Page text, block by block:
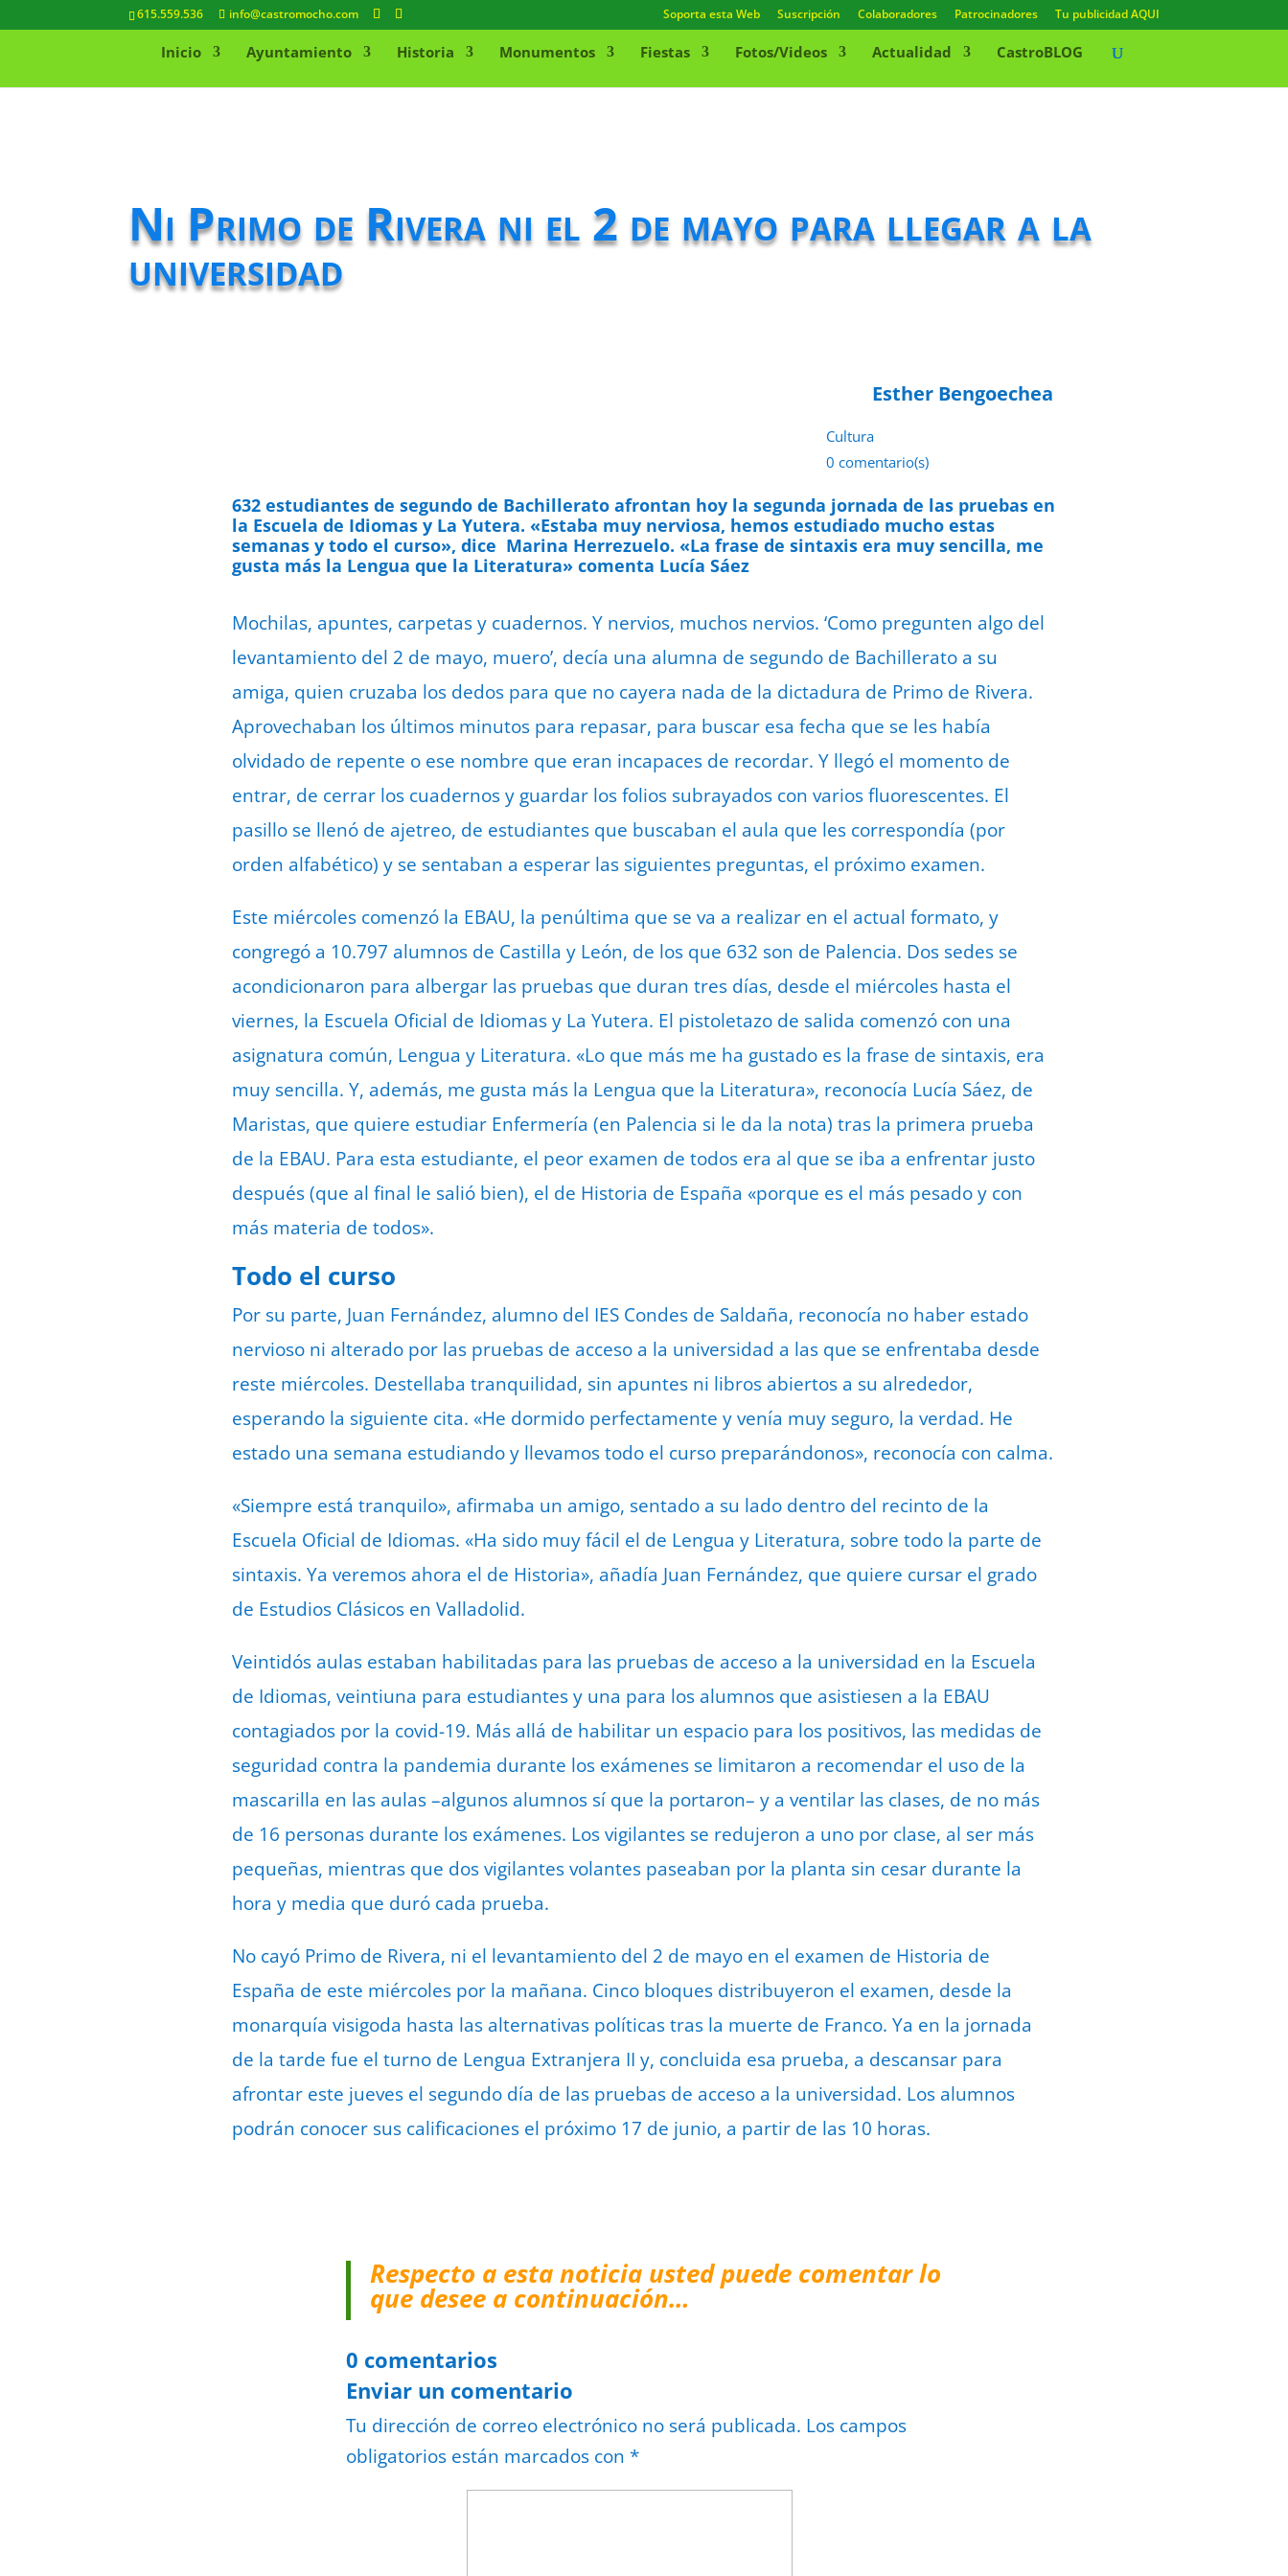
615.559.536 info@castromocho.com Soporta esta Web Suscripción Colaboradores Patrocinadores Tu publicidad AQUI
Inicio Ayuntamiento Historia Monumentos Fiestas Fotos/Videos Actualidad CastroBLOG
Ni Primo de Rivera ni el 2 de mayo para llegar a la
universidad
Esther Bengoechea
Cultura
0 comentario(s)
632 estudiantes de segundo de Bachillerato afrontan hoy la segunda jornada de las pruebas en
la Escuela de Idiomas y La Yutera. «Estaba muy nerviosa, hemos estudiado mucho estas
semanas y todo el curso», dice Marina Herrezuelo. «La frase de sintaxis era muy sencilla, me
gusta más la Lengua que la Literatura» comenta Lucía Sáez
Mochilas, apuntes, carpetas y cuadernos. Y nervios, muchos nervios. ‘Como pregunten algo del
levantamiento del 2 de mayo, muero’, decía una alumna de segundo de Bachillerato a su
amiga, quien cruzaba los dedos para que no cayera nada de la dictadura de Primo de Rivera.
Aprovechaban los últimos minutos para repasar, para buscar esa fecha que se les había
olvidado de repente o ese nombre que eran incapaces de recordar. Y llegó el momento de
entrar, de cerrar los cuadernos y guardar los folios subrayados con varios fluorescentes. El
pasillo se llenó de ajetreo, de estudiantes que buscaban el aula que les correspondía (por
orden alfabético) y se sentaban a esperar las siguientes preguntas, el próximo examen.
Este miércoles comenzó la EBAU, la penúltima que se va a realizar en el actual formato, y
congregó a 10.797 alumnos de Castilla y León, de los que 632 son de Palencia. Dos sedes se
acondicionaron para albergar las pruebas que duran tres días, desde el miércoles hasta el
viernes, la Escuela Oficial de Idiomas y La Yutera. El pistoletazo de salida comenzó con una
asignatura común, Lengua y Literatura. «Lo que más me ha gustado es la frase de sintaxis, era
muy sencilla. Y, además, me gusta más la Lengua que la Literatura», reconocía Lucía Sáez, de
Maristas, que quiere estudiar Enfermería (en Palencia si le da la nota) tras la primera prueba
de la EBAU. Para esta estudiante, el peor examen de todos era al que se iba a enfrentar justo
después (que al final le salió bien), el de Historia de España «porque es el más pesado y con
más materia de todos».
Todo el curso
Por su parte, Juan Fernández, alumno del IES Condes de Saldaña, reconocía no haber estado
nervioso ni alterado por las pruebas de acceso a la universidad a las que se enfrentaba desde
reste miércoles. Destellaba tranquilidad, sin apuntes ni libros abiertos a su alrededor,
esperando la siguiente cita. «He dormido perfectamente y venía muy seguro, la verdad. He
estado una semana estudiando y llevamos todo el curso preparándonos», reconocía con calma.
«Siempre está tranquilo», afirmaba un amigo, sentado a su lado dentro del recinto de la
Escuela Oficial de Idiomas. «Ha sido muy fácil el de Lengua y Literatura, sobre todo la parte de
sintaxis. Ya veremos ahora el de Historia», añadía Juan Fernández, que quiere cursar el grado
de Estudios Clásicos en Valladolid.
Veintidós aulas estaban habilitadas para las pruebas de acceso a la universidad en la Escuela
de Idiomas, veintiuna para estudiantes y una para los alumnos que asistiesen a la EBAU
contagiados por la covid-19. Más allá de habilitar un espacio para los positivos, las medidas de
seguridad contra la pandemia durante los exámenes se limitaron a recomendar el uso de la
mascarilla en las aulas –algunos alumnos sí que la portaron– y a ventilar las clases, de no más
de 16 personas durante los exámenes. Los vigilantes se redujeron a uno por clase, al ser más
pequeñas, mientras que dos vigilantes volantes paseaban por la planta sin cesar durante la
hora y media que duró cada prueba.
No cayó Primo de Rivera, ni el levantamiento del 2 de mayo en el examen de Historia de
España de este miércoles por la mañana. Cinco bloques distribuyeron el examen, desde la
monarquía visigoda hasta las alternativas políticas tras la muerte de Franco. Ya en la jornada
de la tarde fue el turno de Lengua Extranjera II y, concluida esa prueba, a descansar para
afrontar este jueves el segundo día de las pruebas de acceso a la universidad. Los alumnos
podrán conocer sus calificaciones el próximo 17 de junio, a partir de las 10 horas.
Respecto a esta noticia usted puede comentar lo
que desee a continuación…
0 comentarios
Enviar un comentario
Tu dirección de correo electrónico no será publicada. Los campos
obligatorios están marcados con *